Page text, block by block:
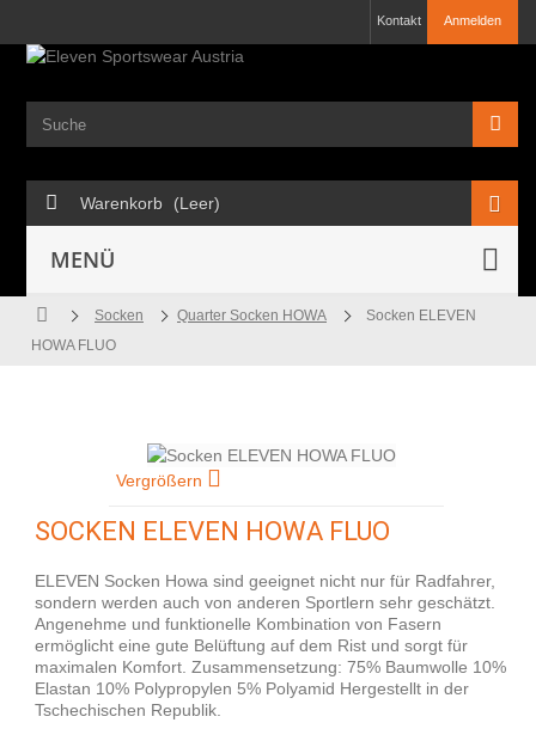
Anmelden
Kontakt
Warenkorb (Leer)
MENÜ
Socken Quarter Socken HOWA
Socken ELEVEN
HOWA FLUO
Vergrößern
SOCKEN ELEVEN HOWA FLUO
ELEVEN Socken Howa sind geeignet nicht nur für Radfahrer,
sondern werden auch von anderen Sportlern sehr geschätzt.
Angenehme und funktionelle Kombination von Fasern
ermöglicht eine gute Belüftung auf dem Rist und sorgt für
maximalen Komfort. Zusammensetzung: 75% Baumwolle 10%
Elastan 10% Polypropylen 5% Polyamid Hergestellt in der
Tschechischen Republik.